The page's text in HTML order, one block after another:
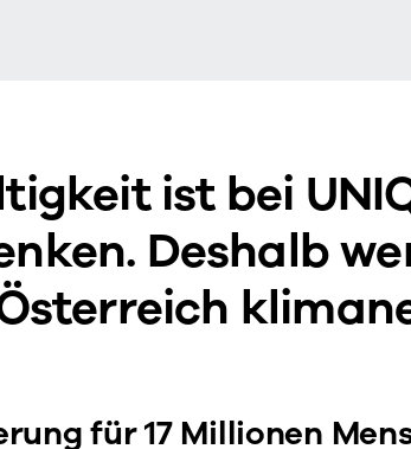
ist bei
Deshalb
für 17 Millionen